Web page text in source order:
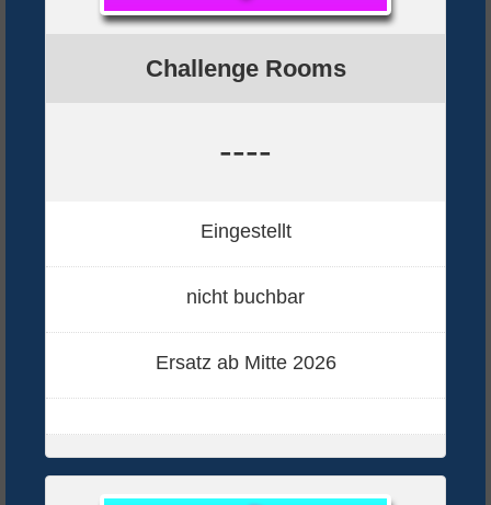
Challenge Rooms
----
Eingestellt
nicht buchbar
Ersatz ab Mitte 2026